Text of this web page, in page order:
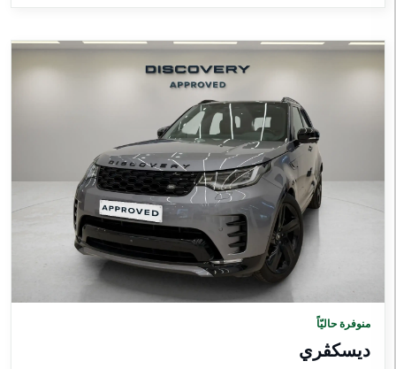
منوفرة حاليّاً
ديسكڤري